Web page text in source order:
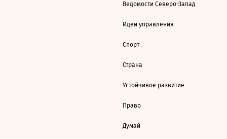
Ведомости Северо-Запад
Идеи управления
Спорт
Страна
Устойчивое развитие
Право
Думай